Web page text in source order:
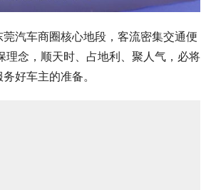
汽车商圈核心地段，客流密集交通便
念，顺天时、占地利、聚人气，必将
好车主的准备。